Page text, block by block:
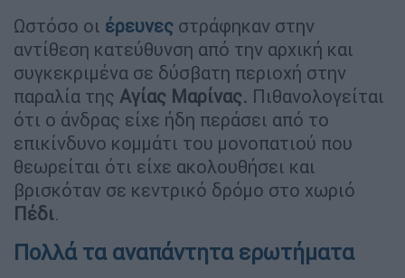
Ωστόσο οι έρευνες στράφηκαν στην
αντίθεση κατεύθυνση από την αρχική και
συγκεκριμένα σε δύσβατη περιοχή στην
παραλία της Αγίας Μαρίνας. Πιθανολογείται
ότι ο άνδρας είχε ήδη περάσει από το
επικίνδυνο κομμάτι του μονοπατιού που
θεωρείται ότι είχε ακολουθήσει και
βρισκόταν σε κεντρικό δρόμο στο χωριό
Πέδι.
Πολλά τα αναπάντητα ερωτήματα